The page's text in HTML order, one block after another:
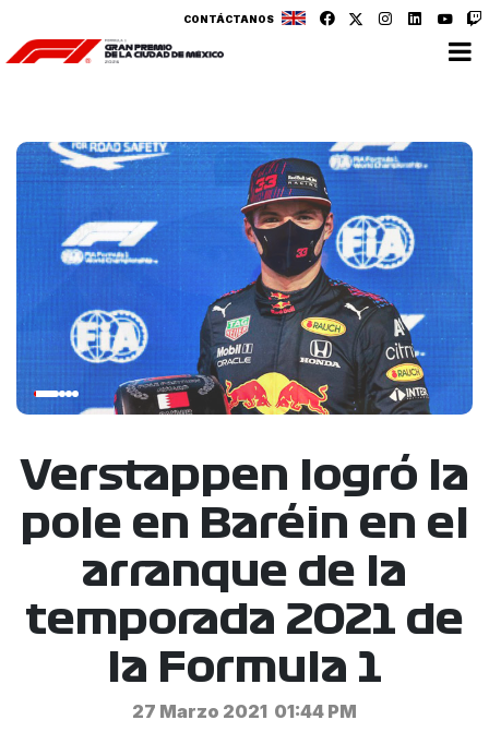
CONTÁCTANOS
Verstappen logró la
pole en Baréin en el
arranque de la
temporada 2021 de
la Formula 1
27 Marzo 2021 01:44 PM